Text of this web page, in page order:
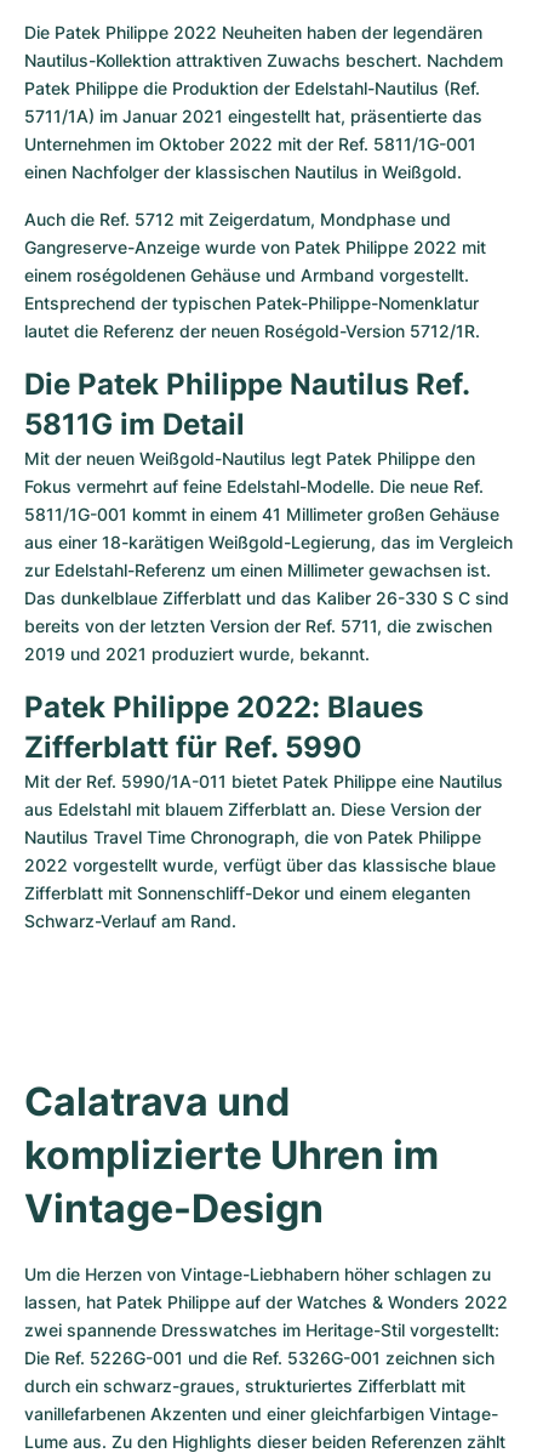
Die Patek Philippe 2022 Neuheiten haben der legendären
Nautilus-Kollektion attraktiven Zuwachs beschert. Nachdem
Patek Philippe die Produktion der Edelstahl-Nautilus (Ref.
5711/1A) im Januar 2021 eingestellt hat, präsentierte das
Unternehmen im Oktober 2022 mit der Ref. 5811/1G-001
einen Nachfolger der klassischen Nautilus in Weißgold.
Auch die Ref. 5712 mit Zeigerdatum, Mondphase und
Gangreserve-Anzeige wurde von Patek Philippe 2022 mit
einem roségoldenen Gehäuse und Armband vorgestellt.
Entsprechend der typischen Patek-Philippe-Nomenklatur
lautet die Referenz der neuen Roségold-Version 5712/1R.
Die Patek Philippe Nautilus Ref.
5811G im Detail
Mit der neuen Weißgold-Nautilus legt Patek Philippe den
Fokus vermehrt auf feine Edelstahl-Modelle. Die neue Ref.
5811/1G-001 kommt in einem 41 Millimeter großen Gehäuse
aus einer 18-karätigen Weißgold-Legierung, das im Vergleich
zur Edelstahl-Referenz um einen Millimeter gewachsen ist.
Das dunkelblaue Zifferblatt und das Kaliber 26-330 S C sind
bereits von der letzten Version der Ref. 5711, die zwischen
2019 und 2021 produziert wurde, bekannt.
Patek Philippe 2022: Blaues
Zifferblatt für Ref. 5990
Mit der Ref. 5990/1A-011 bietet Patek Philippe eine Nautilus
aus Edelstahl mit blauem Zifferblatt an. Diese Version der
Nautilus Travel Time Chronograph, die von Patek Philippe
2022 vorgestellt wurde, verfügt über das klassische blaue
Zifferblatt mit Sonnenschliff-Dekor und einem eleganten
Schwarz-Verlauf am Rand.
Calatrava und
komplizierte Uhren im
Vintage-Design
Um die Herzen von Vintage-Liebhabern höher schlagen zu
lassen, hat Patek Philippe auf der Watches & Wonders 2022
zwei spannende Dresswatches im Heritage-Stil vorgestellt:
Die Ref. 5226G-001 und die Ref. 5326G-001 zeichnen sich
durch ein schwarz-graues, strukturiertes Zifferblatt mit
vanillefarbenen Akzenten und einer gleichfarbigen Vintage-
Lume aus. Zu den Highlights dieser beiden Referenzen zählt